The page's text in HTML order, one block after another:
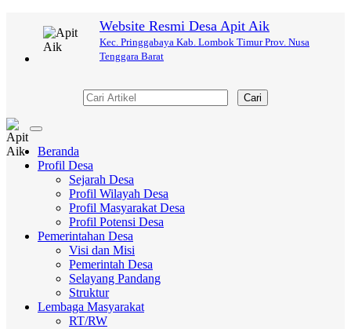
Website Resmi Desa Apit Aik
Kec. Pringgabaya Kab. Lombok Timur Prov. Nusa
Tenggara Barat
Cari
Toggle
navigation
Beranda
Profil Desa
Sejarah Desa
Profil Wilayah Desa
Profil Masyarakat Desa
Profil Potensi Desa
Pemerintahan Desa
Visi dan Misi
Pemerintah Desa
Selayang Pandang
Struktur
Lembaga Masyarakat
RT/RW